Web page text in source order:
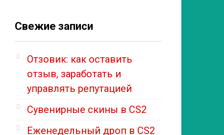
Свежие записи
Отзовик: как оставить
отзыв, заработать и
управлять репутацией
Сувенирные скины в CS2
Еженедельный дроп в CS2